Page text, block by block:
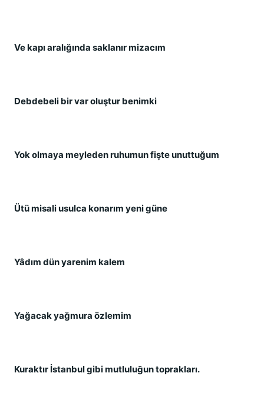
Ve kapı aralığında saklanır mizacım
Debdebeli bir var oluştur benimki
Yok olmaya meyleden ruhumun fişte unuttuğum
Ütü misali usulca konarım yeni güne
Yâdım dün yarenim kalem
Yağacak yağmura özlemim
Kuraktır İstanbul gibi mutluluğun toprakları.